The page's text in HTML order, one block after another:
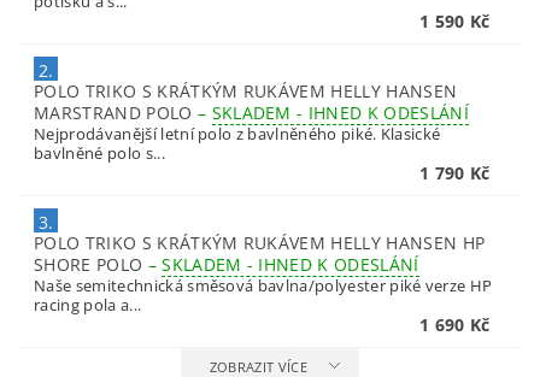
1 590 Kč
2.
POLO TRIKO S KRÁTKÝM RUKÁVEM HELLY HANSEN
MARSTRAND POLO – SKLADEM - IHNED K ODESLÁNÍ
Nejprodávanější letní polo z bavlněného piké. Klasické
bavlněné polo s...
1 790 Kč
3.
POLO TRIKO S KRÁTKÝM RUKÁVEM HELLY HANSEN HP
SHORE POLO –SKLADEM - IHNED K ODESLÁNÍ
Naše semitechnická směsová bavlna/polyester piké verze HP
racing pola a...
1 690 Kč
ZOBRAZIT VÍCE